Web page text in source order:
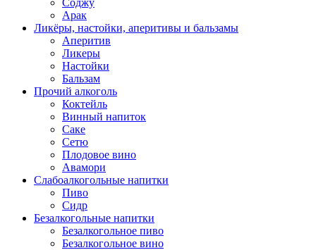
Соджу
Арак
Ликёры, настойки, аперитивы и бальзамы
Аперитив
Ликеры
Настойки
Бальзам
Прочий алкоголь
Коктейль
Винный напиток
Саке
Сетю
Плодовое вино
Авамори
Слабоалкогольные напитки
Пиво
Сидр
Безалкогольные напитки
Безалкогольное пиво
Безалкогольное вино